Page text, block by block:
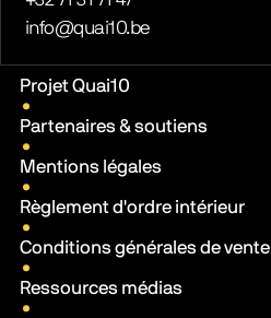
E-mail
info@quai10.be
Liens pratiques
Projet Quai10
Partenaires & soutiens
Mentions légales
Règlement d'ordre intérieur
Conditions générales de vente
Ressources médias